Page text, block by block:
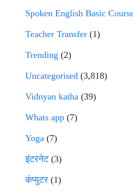
Spoken English Basic
Teacher Transfer (1)
Trending (2)
Uncategorised (3,818)
Vidnyan katha (39)
Whats app (7)
Yoga (7)
इंटरनेट(3)
कंप्युटर (1)